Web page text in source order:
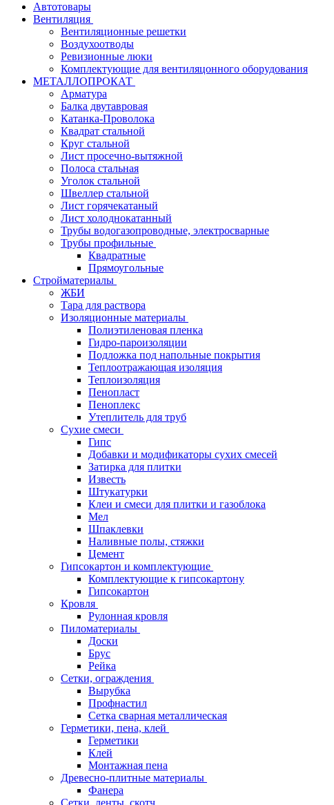
Автотовары
Вентиляция
Вентиляционные решетки
Воздухоотводы
Ревизионные люки
Комплектующие для вентиляцонного оборудования
МЕТАЛЛОПРОКАТ
Арматура
Балка двутавровая
Катанка-Проволока
Квадрат стальной
Круг стальной
Лист просечно-вытяжной
Полоса стальная
Уголок стальной
Швеллер стальной
Лист горячекатаный
Лист холоднокатанный
Трубы водогазопроводные, электросварные
Трубы профильные
Квадратные
Прямоугольные
Стройматериалы
ЖБИ
Тара для раствора
Изоляционные материалы
Полиэтиленовая пленка
Гидро-пароизоляции
Подложка под напольные покрытия
Теплоотражающая изоляция
Теплоизоляция
Пенопласт
Пеноплекс
Утеплитель для труб
Сухие смеси
Гипс
Добавки и модификаторы сухих смесей
Затирка для плитки
Известь
Штукатурки
Клеи и смеси для плитки и газоблока
Мел
Шпаклевки
Наливные полы, стяжки
Цемент
Гипсокартон и комплектующие
Комплектующие к гипсокартону
Гипсокартон
Кровля
Рулонная кровля
Пиломатериалы
Доски
Брус
Рейка
Сетки, ограждения
Вырубка
Профнастил
Сетка сварная металлическая
Герметики, пена, клей
Герметики
Клей
Монтажная пена
Древесно-плитные материалы
Фанера
Сетки, ленты, скотч